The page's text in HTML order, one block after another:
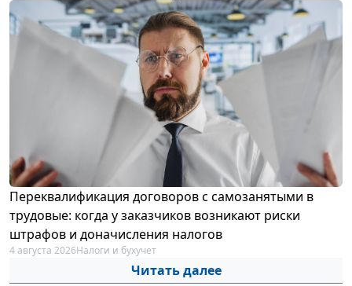
Переквалификация договоров с самозанятыми в
трудовые: когда у заказчиков возникают риски
штрафов и доначисления налогов
4 августа 2026Налоги и бухучет
Читать далее